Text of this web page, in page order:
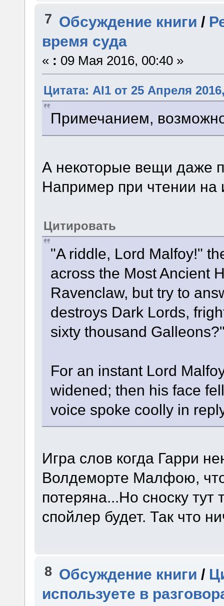
7 Обсуждение книги /
время суда
« : 09 Мая 2016, 00:40 »
Цитата: Al1 от 25 Апреля
Примечанием,
А некоторые вещи даже
Например при чтении на
Цитировать
"A riddle, Lord Malfoy!"
across the Most Ancient
Ravenclaw, but try to
destroys Dark Lords,
sixty thousand
For an instant Lord
widened; then his face
voice spoke coolly in
Игра слов когда Гарри
Волдеморте Малфою,
потеряна...Но сноску
спойлер будет. Так что
8 Обсуждение книги /
используете в